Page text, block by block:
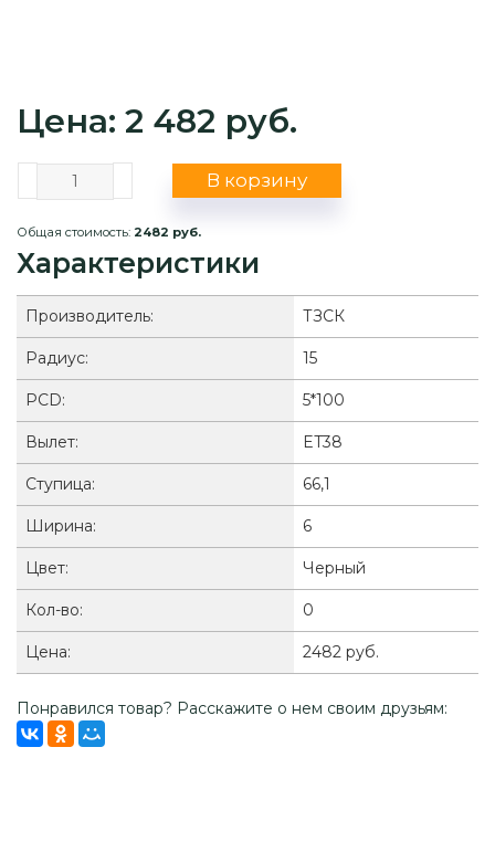
Цена: 2 482 руб.
В корзину
Общая стоимость: 2482 руб.
Характеристики
Производитель: ТЗСК
Радиус: 15
PCD: 5*100
Вылет: ET38
Ступица: 66,1
Ширина: 6
Цвет: Черный
Кол-во: 0
Цена: 2482 руб.
Понравился товар? Расскажите о нем своим друзьям: